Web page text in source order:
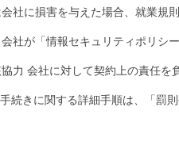
社に損害を与えた場合、就業規
社が「情報セキュリティポリシ
力 会社に対して契約上の責任を
続きに関する詳細手順は、「罰